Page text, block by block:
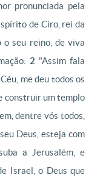
pronunciada pela
de Ciro, rei da
o seu reino, de viva
2 "Assim fala
me deu todos os
construir um templo
dentre vós todos,
Deus, esteja com
a Jerusalém, e
Israel, o Deus que